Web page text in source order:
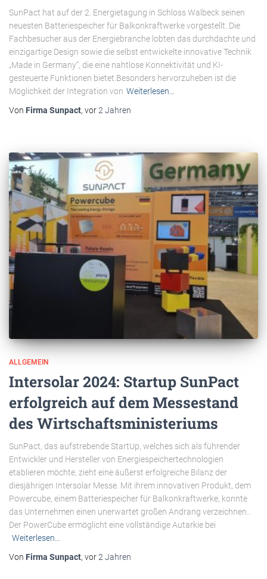
SunPact hat auf der 2. Energietagung in Schloss Walbeck seinen
neuesten Batteriespeicher für Balkonkraftwerke vorgestellt. Die
Fachbesucher aus der Energiebranche lobten das durchdachte und
einzigartige Design sowie die selbst entwickelte innovative Technik
„Made in Germany“, die eine nahtlose Konnektivität und KI-
gesteuerte Funktionen bietet.Besonders hervorzuheben ist die
Möglichkeit der Integration von Weiterlesen…
Von Firma Sunpact, vor2 Jahren
ALLGEMEIN
Intersolar 2024: Startup SunPact
erfolgreich auf dem Messestand
des Wirtschaftsministeriums
SunPact, das aufstrebende StartUp, welches sich als führender
Entwickler und Hersteller von Energiespeichertechnologien
etablieren möchte, zieht eine äußerst erfolgreiche Bilanz der
diesjährigen Intersolar Messe. Mit ihrem innovativen Produkt, dem
Powercube, einem Batteriespeicher für Balkonkraftwerke, konnte
das Unternehmen einen unerwartet großen Andrang verzeichnen..
Der PowerCube ermöglicht eine vollständige Autarkie bei
Weiterlesen…
Von Firma Sunpact, vor2 Jahren